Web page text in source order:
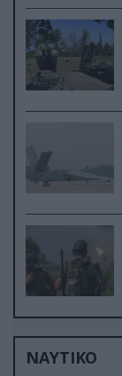
ΝΑΥΤΙΚΟ